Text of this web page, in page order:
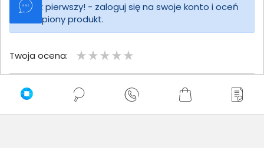
Bądź pierwszy! - zaloguj się na swoje konto i oceń
zakupiony produkt.
Twoja ocena:
Twoje imię